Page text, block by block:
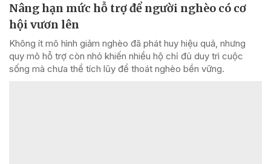
Nâng hạn mức hỗ trợ để người nghèo có cơ
hội vươn lên
Không ít mô hình giảm nghèo đã phát huy hiệu quả, nhưng
quy mô hỗ trợ còn nhỏ khiến nhiều hộ chỉ đủ duy trì cuộc
sống mà chưa thể tích lũy để thoát nghèo bền vững.